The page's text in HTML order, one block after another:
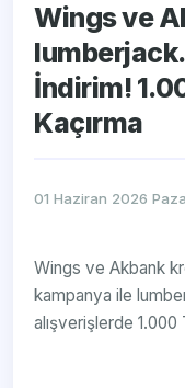
Wings ve
İndirim!
Kaçırma
01 Haziran 2026
Wings ve Akbank
kampanya ile
alışverişlerde 1.000